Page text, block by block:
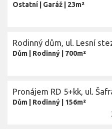
Ostatní Garáž 23m²
Rodinný dům, ul. Lesní
Dům Rodinný 700m²
Pronájem RD 5+kk, ul.
Dům Rodinný 156m²